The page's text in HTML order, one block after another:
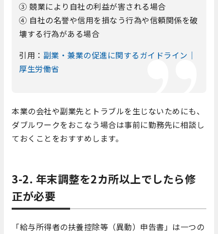
③ 競業により自社の利益が害される場合
④ 自社の名誉や信用を損なう行為や信頼関係を破
壊する行為がある場合
引用： 副業・兼業の促進に関するガイドライン｜
厚生労働省
本業の会社や副業先とトラブルを生じないためにも、
ダブルワークをおこなう場合は事前に勤務先に相談し
ておくことをおすすめします。
3-2. 年末調整を2カ所以上でしたら修
正が必要
「給与所得者の扶養控除等（異動）申告書」は一つの